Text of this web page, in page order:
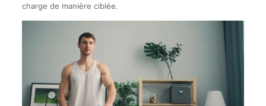
charge de manière ciblée.